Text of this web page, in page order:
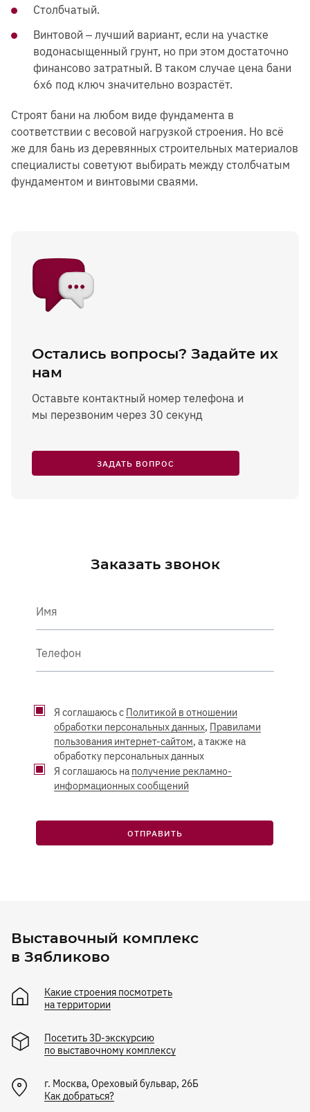
Столбчатый.
Винтовой ‒ лучший вариант, если на участке
водонасыщенный грунт, но при этом достаточно
финансово затратный. В таком случае цена бани
6х6 под ключ значительно возрастёт.
Строят бани на любом виде фундамента в
соответствии с весовой нагрузкой строения. Но всё
же для бань из деревянных строительных материалов
специалисты советуют выбирать между столбчатым
фундаментом и винтовыми сваями.
Остались вопросы? Задайте их
нам
Оставьте контактный номер телефона и
мы перезвоним через 30 секунд
ЗАДАТЬ ВОПРОС
Заказать звонок
Имя
Телефон
Я соглашаюсь с Политикой в отношении
обработки персональных данных, Правилами
пользования интернет-сайтом, а также на
обработку персональных данных
Я соглашаюсь на получение рекламно-
информационных сообщений
ОТПРАВИТЬ
Выставочный комплекс
в Зябликово
Какие строения посмотреть
на территории
Посетить 3D-экскурсию
по выставочному комплексу
г. Москва, Ореховый бульвар, 26Б
Как добраться?